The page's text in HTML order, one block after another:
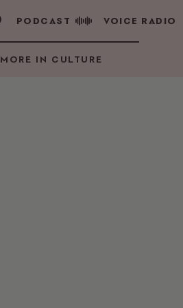
PODCAST VOICE RADIO
MORE IN CULTURE